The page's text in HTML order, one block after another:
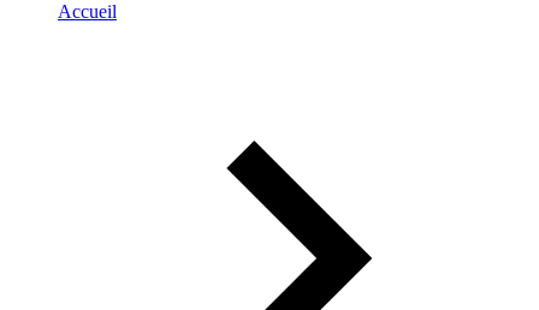
Accueil